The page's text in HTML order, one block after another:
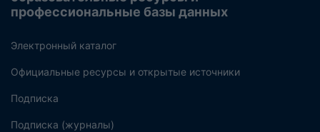
профессиональные базы данных
Электронный каталог
Официальные ресурсы и открытые источники
Подписка
Подписка (журналы)